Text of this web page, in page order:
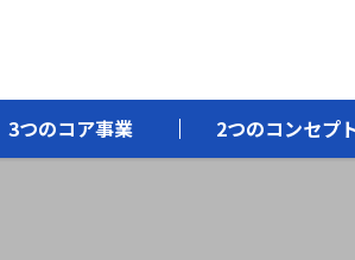
3つのコア事業 2つのコンセプ